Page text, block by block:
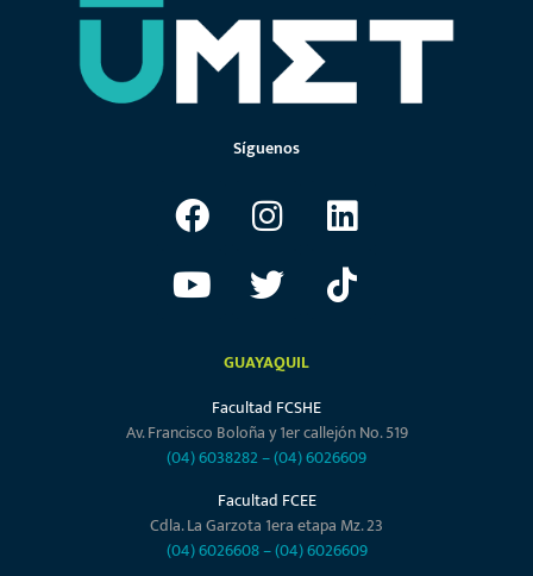
Síguenos
GUAYAQUIL
Facultad FCSHE
Av. Francisco Boloña y 1er callejón No. 519
(04) 6038282–(04) 6026609
Facultad FCEE
Cdla. La Garzota 1era etapa Mz. 23
(04) 6026608–(04) 6026609